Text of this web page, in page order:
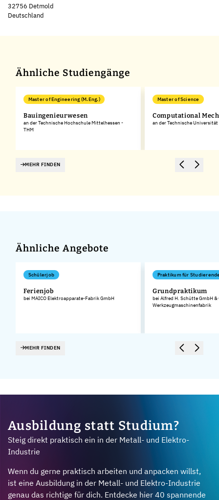
32756 Detmold
Deutschland
Ähnliche Studiengänge
Master of Engineering (M.Eng.)
Bauingenieurwesen
an der Technische Hochschule Mittelhessen -
THM
Master of Science
Computational
an der Technische
MEHR FINDEN
Ähnliche Angebote
Schülerjob
Ferienjob
bei MAICO Elektroapparate-Fabrik GmbH
Praktikum für
Grundpraktikum
bei Alfred H. Schütte GmbH &
Werkzeugmaschinenfabrik
MEHR FINDEN
Ausbildung statt Studium?
Steig direkt praktisch ein in der Metall- und Elektro-
Industrie
Wenn du gerne praktisch arbeiten und anpacken willst,
ist eine Ausbildung in der Metall- und Elektro-Industrie
genau das richtige für dich. Entdecke hier 40 spannende